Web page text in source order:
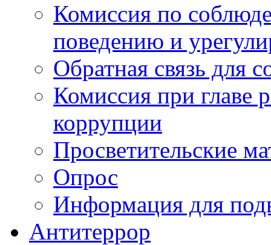
Комиссия по
поведению и
Обратная связь для
Комиссия при главе
коррупции
Просветительские
Опрос
Информация для
Антитеррор